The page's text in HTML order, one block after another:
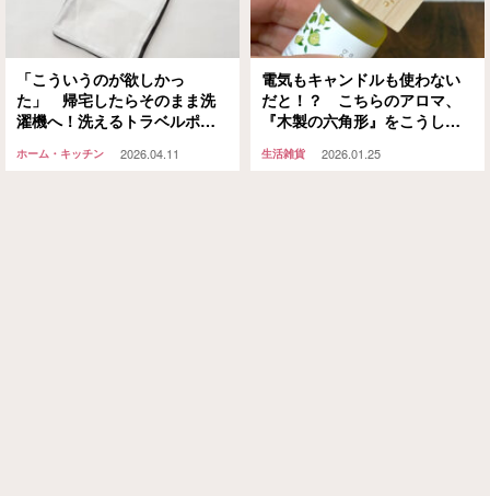
「こういうのが欲しかっ
た」 帰宅したらそのまま洗
濯機へ！洗えるトラベルポー
ってく」
ホーム・キッチン 2026.04.11
電気もキャンドルも使わない
だと！？ こちらのアロマ、
『木製の六角形』をこうし
生活雑貨 2026.01.25